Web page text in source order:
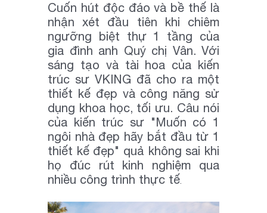
Cuốn hút độc đáo và bề thế là
nhận xét đầu tiên khi chiêm
ngưỡng biệt thự 1 tầng của
gia đình anh Quý chị Vân. Với
sáng tạo và tài hoa của kiến
trúc sư VKING đã cho ra một
thiết kế đẹp và công năng sử
dụng khoa học, tối ưu. Câu nói
của kiến trúc sư "Muốn có 1
ngôi nhà đẹp hãy bắt đầu từ 1
thiết kế đẹp" quả không sai khi
họ đúc rút kinh nghiệm qua
nhiều công trình thực tế.